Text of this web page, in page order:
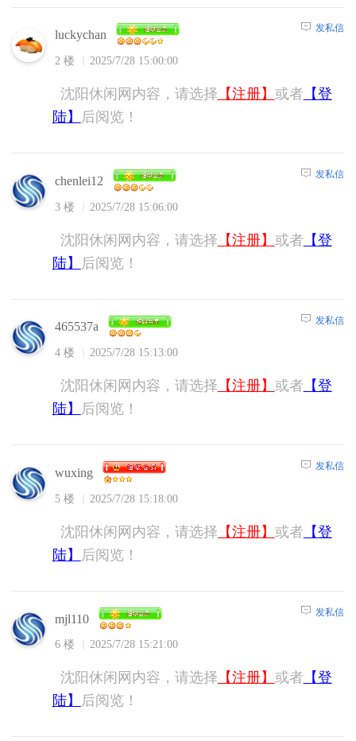
luckychan
2 楼 2025/7/28 15:00:00
发私信
沈阳休闲网内容，请选择 【注册】 或者 【登
陆】
后阅览！
chenlei12
3 楼 2025/7/28 15:06:00
发私信
沈阳休闲网内容，请选择 【注册】 或者 【登
陆】
后阅览！
465537a
4 楼 2025/7/28 15:13:00
发私信
沈阳休闲网内容，请选择 【注册】 或者 【登
陆】
后阅览！
wuxing
5 楼 2025/7/28 15:18:00
发私信
沈阳休闲网内容，请选择 【注册】 或者 【登
陆】
后阅览！
mjl110
6 楼 2025/7/28 15:21:00
发私信
沈阳休闲网内容，请选择 【注册】 或者 【登
陆】
后阅览！